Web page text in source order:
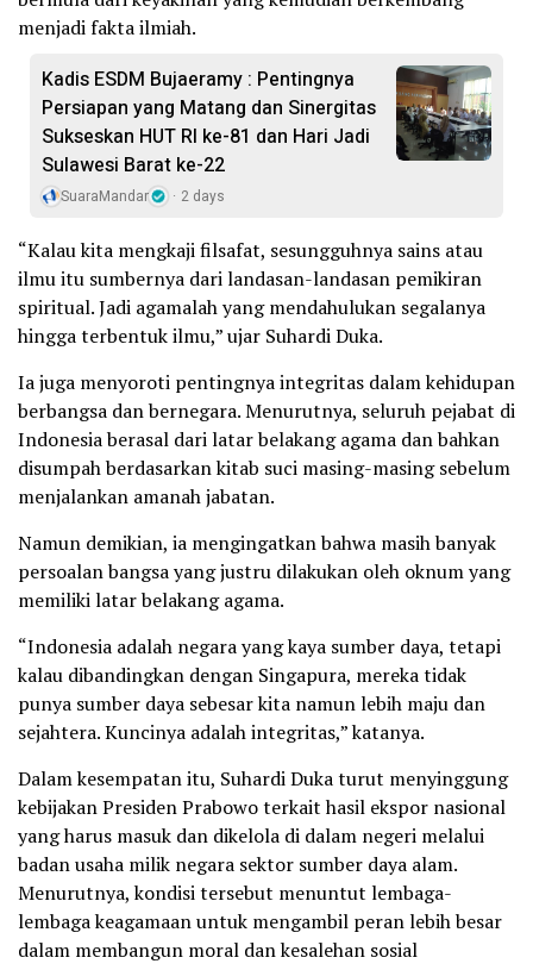
menjadi fakta ilmiah.
Kadis ESDM Bujaeramy : Pentingnya
Persiapan yang Matang dan Sinergitas
Sukseskan HUT RI ke-81 dan Hari Jadi
Sulawesi Barat ke-22
SuaraMandar 2 days
“Kalau kita mengkaji filsafat, sesungguhnya sains atau
ilmu itu sumbernya dari landasan-landasan pemikiran
spiritual. Jadi agamalah yang mendahulukan segalanya
hingga terbentuk ilmu,” ujar Suhardi Duka.
Ia juga menyoroti pentingnya integritas dalam kehidupan
berbangsa dan bernegara. Menurutnya, seluruh pejabat di
Indonesia berasal dari latar belakang agama dan bahkan
disumpah berdasarkan kitab suci masing-masing sebelum
menjalankan amanah jabatan.
Namun demikian, ia mengingatkan bahwa masih banyak
persoalan bangsa yang justru dilakukan oleh oknum yang
memiliki latar belakang agama.
“Indonesia adalah negara yang kaya sumber daya, tetapi
kalau dibandingkan dengan Singapura, mereka tidak
punya sumber daya sebesar kita namun lebih maju dan
sejahtera. Kuncinya adalah integritas,” katanya.
Dalam kesempatan itu, Suhardi Duka turut menyinggung
kebijakan Presiden Prabowo terkait hasil ekspor nasional
yang harus masuk dan dikelola di dalam negeri melalui
badan usaha milik negara sektor sumber daya alam.
Menurutnya, kondisi tersebut menuntut lembaga-
lembaga keagamaan untuk mengambil peran lebih besar
dalam membangun moral dan kesalehan sosial